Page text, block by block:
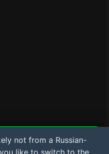
not from a Russian-
like to switch to the
и Cookie